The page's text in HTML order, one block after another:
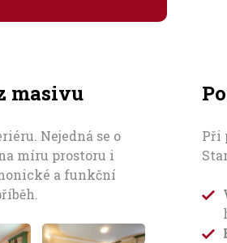
masivu
Nejedná se o
míru prostoru i
a funkční
Při